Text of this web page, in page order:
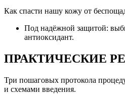
Как спасти нашу кожу от
Под надёжной защитой:
антиоксидант.
ПРАКТИЧЕСКИЕ
Три пошаговых протокола
и схемами введения.